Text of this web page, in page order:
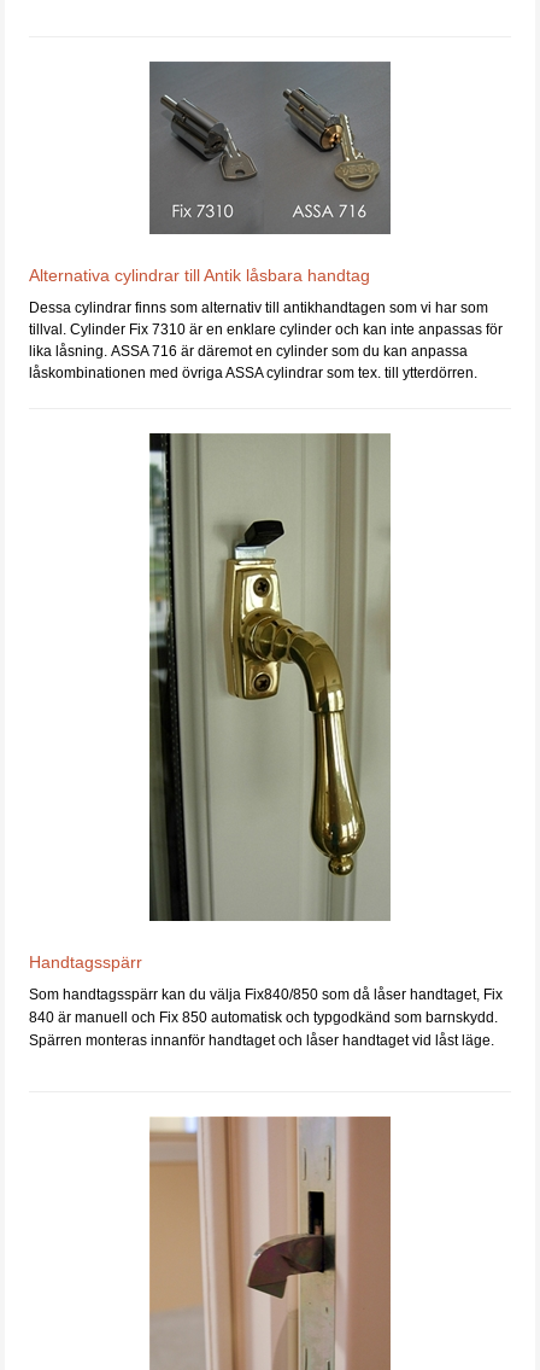
Alternativa cylindrar till Antik låsbara handtag
Dessa cylindrar finns som alternativ till antikhandtagen som vi har som
tillval. Cylinder Fix 7310 är en enklare cylinder och kan inte anpassas för
lika låsning. ASSA 716 är däremot en cylinder som du kan anpassa
låskombinationen med övriga ASSA cylindrar som tex. till ytterdörren.
Handtagsspärr
Som handtagsspärr kan du välja Fix840/850 som då låser handtaget, Fix
840 är manuell och Fix 850 automatisk och typgodkänd som barnskydd.
Spärren monteras innanför handtaget och låser handtaget vid låst läge.